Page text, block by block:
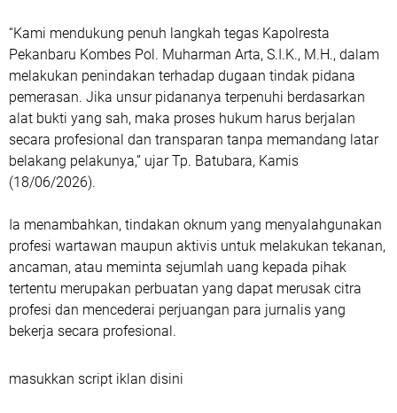
“Kami mendukung penuh langkah tegas Kapolresta
Pekanbaru Kombes Pol. Muharman Arta, S.I.K., M.H., dalam
melakukan penindakan terhadap dugaan tindak pidana
pemerasan. Jika unsur pidananya terpenuhi berdasarkan
alat bukti yang sah, maka proses hukum harus berjalan
secara profesional dan transparan tanpa memandang latar
belakang pelakunya,” ujar Tp. Batubara, Kamis
(18/06/2026).
Ia menambahkan, tindakan oknum yang menyalahgunakan
profesi wartawan maupun aktivis untuk melakukan tekanan,
ancaman, atau meminta sejumlah uang kepada pihak
tertentu merupakan perbuatan yang dapat merusak citra
profesi dan mencederai perjuangan para jurnalis yang
bekerja secara profesional.
masukkan script iklan disini